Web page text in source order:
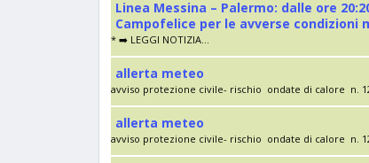
Linea Messina – Palermo: dalle ore
Campofelice per le avverse condizioni
* ➡️ LEGGI NOTIZIA...
allerta meteo
avviso protezione civile- rischio ondate di calore n.
allerta meteo
avviso protezione civile- rischio ondate di calore n.